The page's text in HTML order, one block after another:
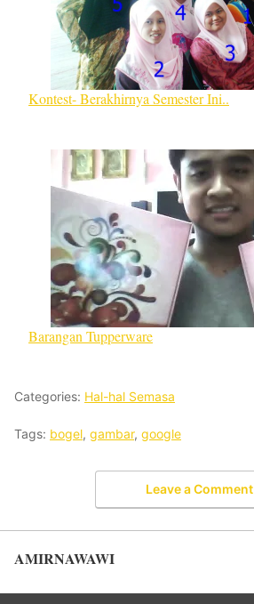
Kontest- Berakhirnya Semester Ini..
Barangan Tupperware
Categories: Hal-hal Semasa
Tags: bogel, gambar, google
Leave a Comment
AMIRNAWAWI